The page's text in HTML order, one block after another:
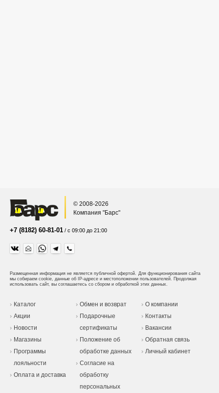
© 2008-2026
Компания "Барс"
+7 (8182) 60-81-01 / с 09:00 до 21:00
Размещенная информация не является публичной офертой. Для функционирования сайта
мы собираем cookie, данные об IP-адресе и местоположении пользователей. Продолжая
использовать сайт, вы соглашаетесь со сбором и обработкой этих данных.
Каталог
Акции
Новости
Магазины
Программы
лояльности
Оплата и доставка
Обмен и возврат
Подарочные
сертификаты
Положение об
обработке данных
Согласие на
обработку
персональных
О компании
Контакты
Вакансии
Обратная связь
Личный кабинет